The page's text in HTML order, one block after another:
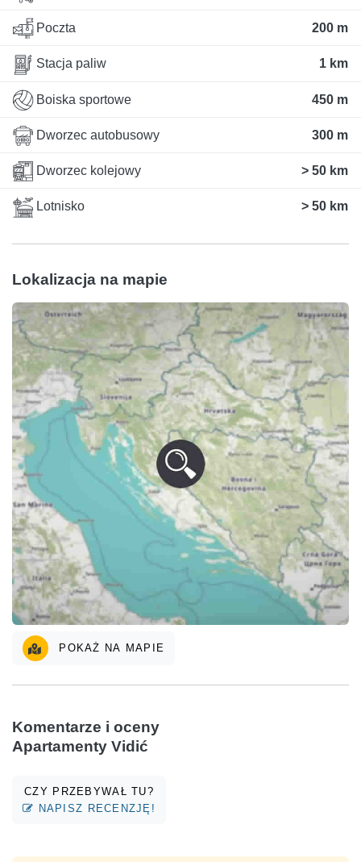
Poczta 200 m
Stacja paliw 1 km
Boiska sportowe 450 m
Dworzec autobusowy 300 m
Dworzec kolejowy > 50 km
Lotnisko > 50 km
Lokalizacja na mapie
POKAŻ NA MAPIE
Komentarze i oceny
Apartamenty Vidić
CZY PRZEBYWAŁ TU?
NAPISZ RECENZJĘ!